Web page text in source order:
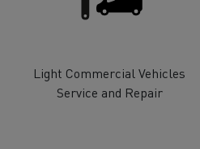
Light Commercial Vehicles
Service and Repair